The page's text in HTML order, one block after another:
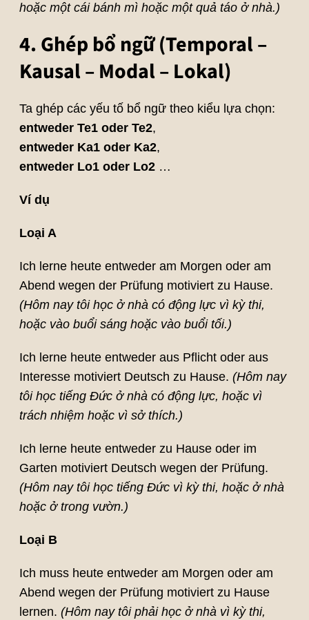
hoặc một cái bánh mì hoặc một quả táo ở nhà.)
4. Ghép bổ ngữ (Temporal –
Kausal – Modal – Lokal)
Ta ghép các yếu tố bổ ngữ theo kiểu lựa chọn:
entweder Te1 oder Te2,
entweder Ka1 oder Ka2,
entweder Lo1 oder Lo2…
Ví dụ
Loại A
Ich lerne heute entweder am Morgen oder am
Abend wegen der Prüfung motiviert zu Hause.
(Hôm nay tôi học ở nhà có động lực vì kỳ thi,
hoặc vào buổi sáng hoặc vào buổi tối.)
Ich lerne heute entweder aus Pflicht oder aus
Interesse motiviert Deutsch zu Hause. (Hôm nay
tôi học tiếng Đức ở nhà có động lực, hoặc vì
trách nhiệm hoặc vì sở thích.)
Ich lerne heute entweder zu Hause oder im
Garten motiviert Deutsch wegen der Prüfung.
(Hôm nay tôi học tiếng Đức vì kỳ thi, hoặc ở nhà
hoặc ở trong vườn.)
Loại B
Ich muss heute entweder am Morgen oder am
Abend wegen der Prüfung motiviert zu Hause
lernen. (Hôm nay tôi phải học ở nhà vì kỳ thi,